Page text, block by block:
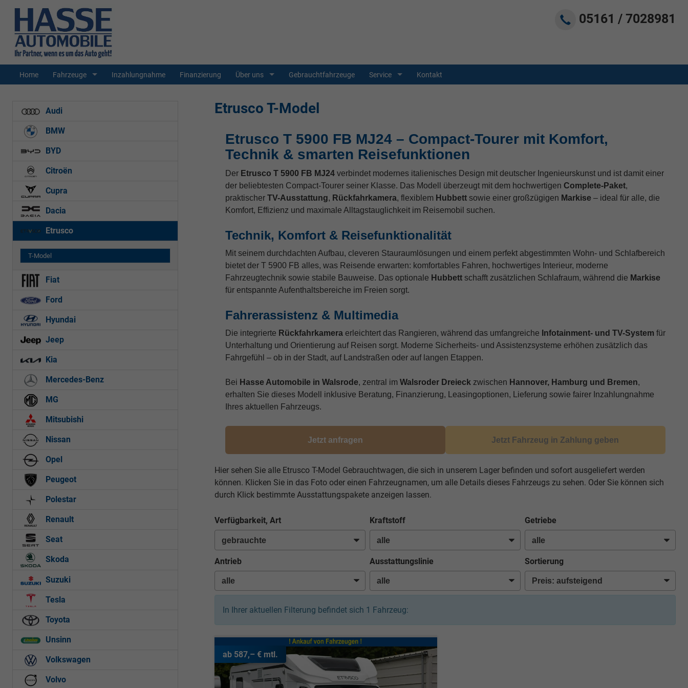
05161 / 7028981
Home Fahrzeuge Inzahlungnahme Finanzierung Über uns Gebrauchtfahrzeuge Service Kontakt
Etrusco T-Model
Etrusco T 5900 FB MJ24 – Compact-Tourer mit Komfort,
Technik & smarten Reisefunktionen
Der Etrusco T 5900 FB MJ24verbindet modernes italienisches Design mit deutscher Ingenieurskunst und ist damit einer
der beliebtesten Compact-Tourer seiner Klasse. Das Modell überzeugt mit dem hochwertigen Complete-Paket,
praktischer TV-Ausstattung, Rückfahrkamera, flexiblem Hubbettsowie einer großzügigen Markise– ideal für alle, die
Komfort, Effizienz und maximale Alltagstauglichkeit im Reisemobil suchen.
Technik, Komfort & Reisefunktionalität
Mit seinem durchdachten Aufbau, cleveren Stauraumlösungen und einem perfekt abgestimmten Wohn- und Schlafbereich
bietet der T 5900 FB alles, was Reisende erwarten: komfortables Fahren, hochwertiges Interieur, moderne
Fahrzeugtechnik sowie stabile Bauweise. Das optionale Hubbettschafft zusätzlichen Schlafraum, während die Markise
für entspannte Aufenthaltsbereiche im Freien sorgt.
Fahrerassistenz & Multimedia
Die integrierte Rückfahrkameraerleichtert das Rangieren, während das umfangreiche Infotainment- und TV-System für
Unterhaltung und Orientierung auf Reisen sorgt. Moderne Sicherheits- und Assistenzsysteme erhöhen zusätzlich das
Fahrgefühl – ob in der Stadt, auf Landstraßen oder auf langen Etappen.
Bei Hasse Automobile in Walsrode, zentral im Walsroder Dreieck zwischen Hannover, Hamburg und Bremen,
erhalten Sie dieses Modell inklusive Beratung, Finanzierung, Leasingoptionen, Lieferung sowie fairer Inzahlungnahme
Ihres aktuellen Fahrzeugs.
Jetzt anfragen Jetzt Fahrzeug in Zahlung geben
Hier sehen Sie alle Etrusco T-Model Gebrauchtwagen, die sich in unserem Lager befinden und sofort ausgeliefert werden
können. Klicken Sie in das Foto oder einen Fahrzeugnamen, um alle Details dieses Fahrzeugs zu sehen. Oder Sie können sich
durch Klick bestimmte Ausstattungspakete anzeigen lassen.
Verfügbarkeit, Art Kraftstoff Getriebe
Antrieb Ausstattungslinie Sortierung
In Ihrer aktuellen Filterung befindet sich 1 Fahrzeug:
ab 587,– € mtl.
Audi
BMW
BYD
Citroën
Cupra
Dacia
Etrusco
T-Model
Fiat
Ford
Hyundai
Jeep
Kia
Mercedes-Benz
MG
Mitsubishi
Nissan
Opel
Peugeot
Polestar
Renault
Seat
Skoda
Suzuki
Tesla
Toyota
Unsinn
Volkswagen
Volvo